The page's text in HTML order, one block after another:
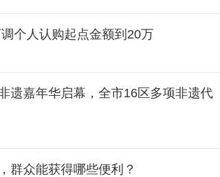
个人认购起点金额到20万
遗嘉年华启幕，全市16区多项非遗代
群众能获得哪些便利？